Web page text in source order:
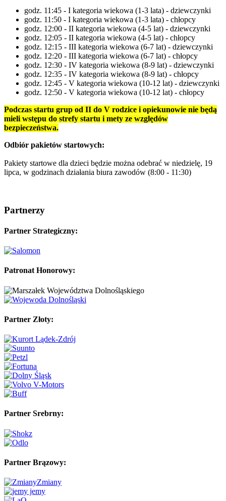
godz. 11:45 - I kategoria wiekowa (1-3 lata) - dziewczynki
godz. 11:50 - I kategoria wiekowa (1-3 lata) - chłopcy
godz. 12:00 - II kategoria wiekowa (4-5 lat) - dziewczynki
godz. 12:05 - II kategoria wiekowa (4-5 lat) - chłopcy
godz. 12:15 - III kategoria wiekowa (6-7 lat) - dziewczynki
godz. 12:20 - III kategoria wiekowa (6-7 lat) - chłopcy
godz. 12:30 - IV kategoria wiekowa (8-9 lat) - dziewczynki
godz. 12:35 - IV kategoria wiekowa (8-9 lat) - chłopcy
godz. 12:45 - V kategoria wiekowa (10-12 lat) - dziewczynki
godz. 12:50 - V kategoria wiekowa (10-12 lat) - chłopcy
Podczas startu grup od II do V rodzice i opiekunowie nie będą
mieli wstępu do strefy startu i mety ze względów
bezpieczeństwa.
Odbiór pakietów startowych:
Pakiety startowe dla dzieci będzie można odebrać w niedzielę, 19
lipca, w godzinach działania biura zawodów (8:00 - 11:30)
Partnerzy
Partner Strategiczny:
Patronat Honorowy:
Partner Złoty:
Partner Srebrny:
Partner Brązowy: